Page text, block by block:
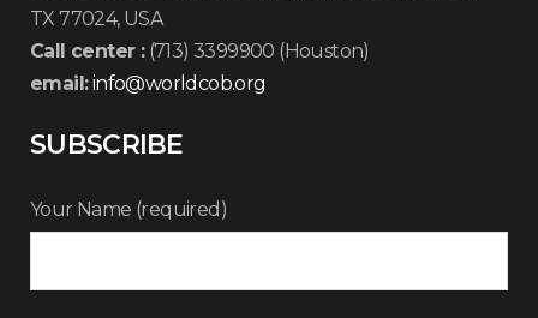
TX 77024, USA
Call center :(713) 3399900 (Houston)
email:info@worldcob.org
SUBSCRIBE
Your Name (required)